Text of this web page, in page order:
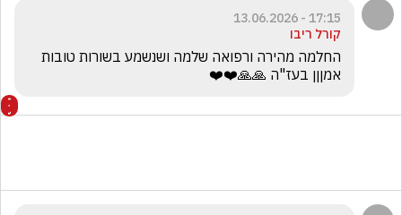
17:15 - 13.06.2026
קורל ריבו
אמןןן בעז"ה 🙏🙏❤️❤️